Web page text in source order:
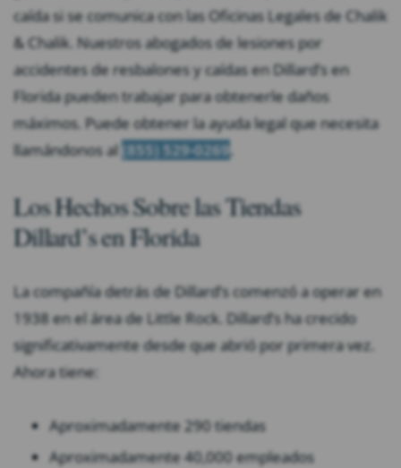
caída si se comunica con las Oficinas Legales de Chalik
& Chalik. Nuestros abogados de lesiones por
accidentes de resbalones y caídas en Dillard’s en
Florida pueden trabajar para obtenerle daños
máximos. Puede obtener la ayuda legal que necesita
llamándonos al (855) 529-0269.
Los Hechos Sobre las Tiendas
Dillard’s en Florida
La compañía detrás de Dillard’s comenzó a operar en
1938 en el área de Little Rock. Dillard’s ha crecido
significativamente desde que abrió por primera vez.
Ahora tiene:
Aproximadamente 290 tiendas
Aproximadamente 40,000 empleados